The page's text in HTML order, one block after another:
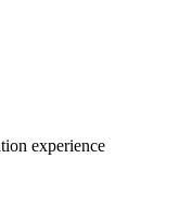
experience